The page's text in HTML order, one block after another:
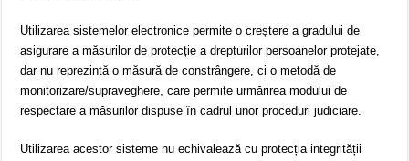
Utilizarea sistemelor electronice permite o creștere a gradului de
asigurare a măsurilor de protecție a drepturilor persoanelor protejate,
dar nu reprezintă o măsură de constrângere, ci o metodă de
monitorizare/supraveghere, care permite urmărirea modului de
respectare a măsurilor dispuse în cadrul unor proceduri judiciare.
Utilizarea acestor sisteme nu echivalează cu protecția integrității